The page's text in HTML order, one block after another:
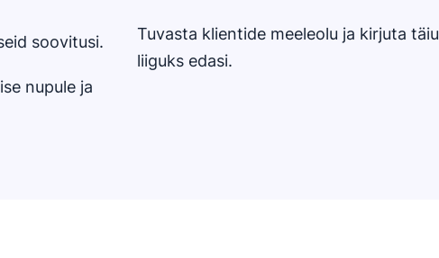
soovitusi.
nupule ja
Tuvasta klientide meeleolu ja kirjuta
liiguks edasi.